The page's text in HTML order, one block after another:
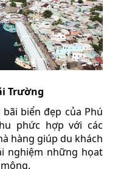
Trường
biển đẹp của Phú
phức hợp với các
hàng giúp du khách
nghiệm những họat